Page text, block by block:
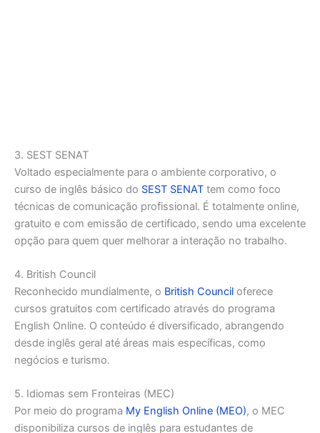
3. SEST SENAT
Voltado especialmente para o ambiente corporativo, o
curso de inglês básico do SEST SENAT tem como foco
técnicas de comunicação profissional. É totalmente online,
gratuito e com emissão de certificado, sendo uma excelente
opção para quem quer melhorar a interação no trabalho.
4. British Council
Reconhecido mundialmente, o British Council oferece
cursos gratuitos com certificado através do programa
English Online. O conteúdo é diversificado, abrangendo
desde inglês geral até áreas mais específicas, como
negócios e turismo.
5. Idiomas sem Fronteiras (MEC)
Por meio do programa My English Online (MEO), o MEC
disponibiliza cursos de inglês para estudantes de